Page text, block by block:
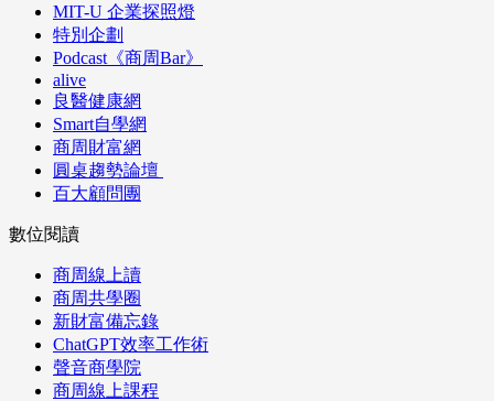
MIT-U 企業探照燈
特別企劃
Podcast《商周Bar》
alive
良醫健康網
Smart自學網
商周財富網
圓桌趨勢論壇
百大顧問團
數位閱讀
商周線上讀
商周共學圈
新財富備忘錄
ChatGPT效率工作術
聲音商學院
商周線上課程